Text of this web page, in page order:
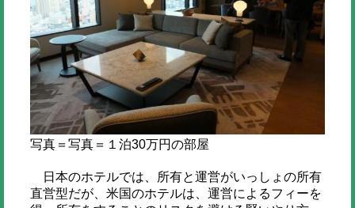
写真＝写真＝１泊30万円の部屋
日本のホテルでは、所有と運営がいっしょの所有
直営型だが、米国のホテルは、運営によるフィーを